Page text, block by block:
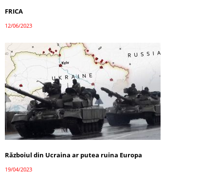
FRICA
12/06/2023
Războiul din Ucraina ar putea ruina Europa
19/04/2023